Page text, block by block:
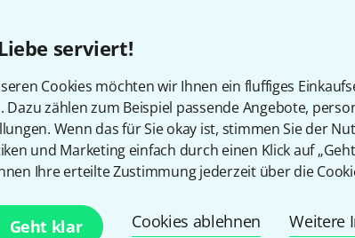
serviert!
Cookies möchten wir Ihnen ein fluffiges
Dazu zählen zum Beispiel passende Angebote,
Wenn das für Sie okay ist, stimmen Sie der
und Marketing einfach durch einen Klick auf
Ihre erteilte Zustimmung jederzeit über die
Geht klar Cookies ablehnen Weitere
Jetslide JSS-10 Stainless 66
11
ermöglicht
blitzschnelles Slidespiel
für E-Gitarre,
Sofort lieferbar